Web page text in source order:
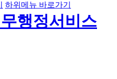
하위메뉴 바로가기